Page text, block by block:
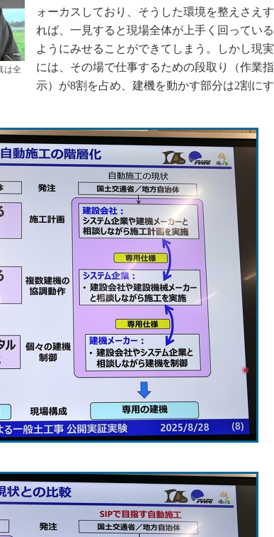
全
ォーカスしており、そうした環境を整えさえす
れば、一見すると現場全体が上手く回っている
ようにみせることができてしまう。しかし現実
には、その場で仕事するための段取り（作業指
示）が8割を占め、建機を動かす部分は2割にす